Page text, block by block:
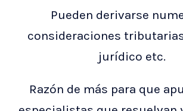
Pueden derivarse
consideraciones
jurídico etc.
Razón de más para que